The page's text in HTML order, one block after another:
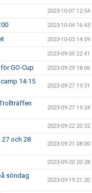
2023-10-07 12:54
2023-10-04 16:43
2023-10-03 14:59
2023-09-30 22:41
GO-Cup 2023-09-29 18:06
14-15
2023-09-27 19:31
2023-09-27 19:24
2023-09-22 20:32
27 och 28
2023-09-21 08:00
2023-09-20 20:28
söndag
2023-09-19 21:20